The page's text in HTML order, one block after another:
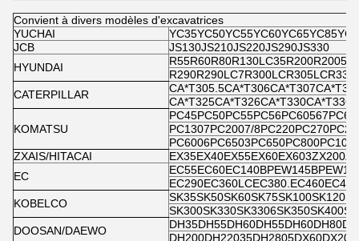
Convient à divers modèles d'excavatrices
YUCHAI
JCB
JS130JS210JS220JS290JS330
HYUNDAI
CATERPILLAR
KOMATSU
PC1307PC2007/
ZXAIS/HITACAI
EC
KOBELCO
DOOSAN/DAEWO